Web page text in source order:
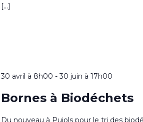
[…]
30 avril à 8h00 -30 juin à 17h00
Bornes à Biodéchets